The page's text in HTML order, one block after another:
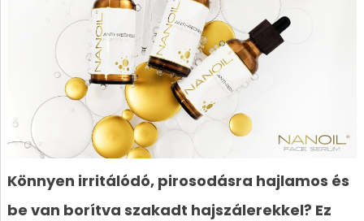
Könnyen irritálódó, pirosodásra hajlamos és
be van borítva szakadt hajszálerekkel? Ez